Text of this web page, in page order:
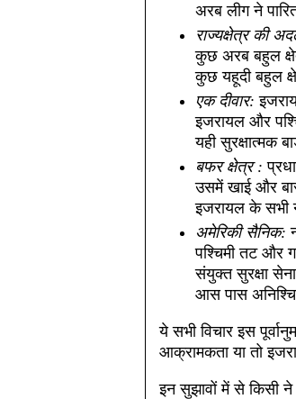
अरब लीग ने
राज्यक्षेत्र की
कुछ अरब बहुल
कुछ यहूदी बहुल
एक दीवार:
इजरायल और
यही सुरक्षात्मक
बफर क्षेत्र :
उसमें खाई और
इजरायल के सभी
अमेरिकी सैनिक:
पश्चिमी तट और
संयुक्त सुरक्षा
आस पास
ये सभी विचार इस
आक्रामकता या तो
इन सुझावों में से किसी ने